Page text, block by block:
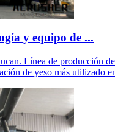
y equipo de ...
Línea de producción
de yeso más utilizado